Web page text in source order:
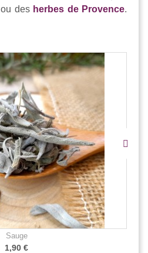
ou des herbes de Provence.
Sauge
1,90 €